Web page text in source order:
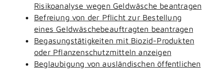
Risikoanalyse wegen Geldwäsche beantragen
Befreiung von der Pflicht zur Bestellung
eines Geldwäschebeauftragten beantragen
Begasungstätigkeiten mit Biozid-Produkten
oder Pflanzenschutzmitteln anzeigen
Beglaubigung von ausländischen öffentlichen